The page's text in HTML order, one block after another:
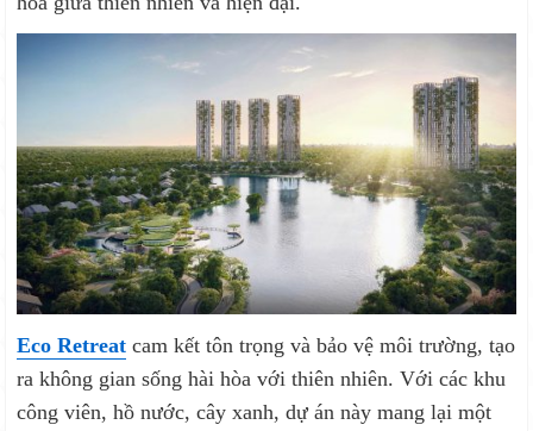
Eco Retreat cam kết tôn trọng và bảo vệ môi trường, tạo
ra không gian sống hài hòa với thiên nhiên. Với các khu
công viên, hồ nước, cây xanh, dự án này mang lại một